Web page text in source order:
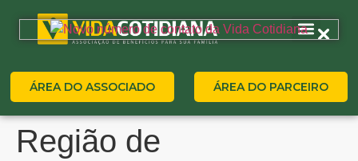
ÁREA DO ASSOCIADO ÁREA DO PARCEIRO
Região de